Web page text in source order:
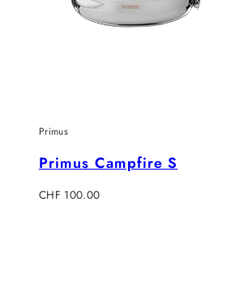
Primus
Primus Campfire S
Regulärer
CHF 100.00